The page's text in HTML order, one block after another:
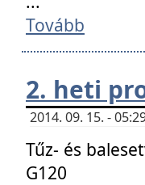
Tovább
2. heti
2014. 09. 15. -
Tűz- és
G120